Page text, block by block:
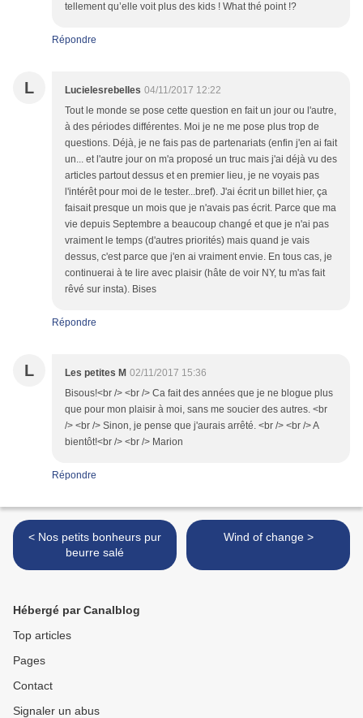
tellement qu’elle voit plus des kids ! What thé point !?
Répondre
L Lucielesrebelles 04/11/2017 12:22
Tout le monde se pose cette question en fait un jour ou l'autre,
à des périodes différentes. Moi je ne me pose plus trop de
questions. Déjà, je ne fais pas de partenariats (enfin j'en ai fait
un... et l'autre jour on m'a proposé un truc mais j'ai déjà vu des
articles partout dessus et en premier lieu, je ne voyais pas
l'intérêt pour moi de le tester...bref). J'ai écrit un billet hier, ça
faisait presque un mois que je n'avais pas écrit. Parce que ma
vie depuis Septembre a beaucoup changé et que je n'ai pas
vraiment le temps (d'autres priorités) mais quand je vais
dessus, c'est parce que j'en ai vraiment envie. En tous cas, je
continuerai à te lire avec plaisir (hâte de voir NY, tu m'as fait
rêvé sur insta). Bises
Répondre
L Les petites M 02/11/2017 15:36
Bisous!<br /> <br /> Ca fait des années que je ne blogue plus
que pour mon plaisir à moi, sans me soucier des autres. <br
/> <br /> Sinon, je pense que j'aurais arrêté. <br /> <br /> A
bientôt!<br /> <br /> Marion
Répondre
< Nos petits bonheurs pur
beurre salé
Wind of change >
Hébergé par Canalblog
Top articles
Pages
Contact
Signaler un abus